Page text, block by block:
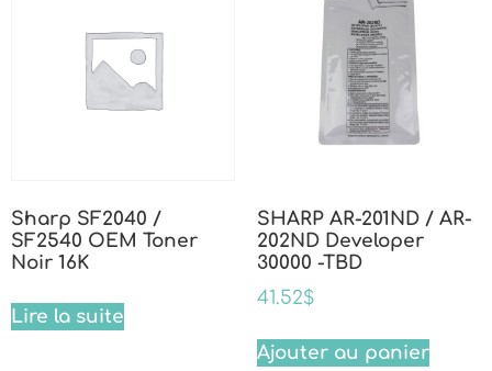
Sharp SF2040 /
SF2540 OEM Toner
Noir 16K
Lire la suite
SHARP AR-201ND / AR-
202ND Developer
30000 -TBD
41.52$
Ajouter au panier